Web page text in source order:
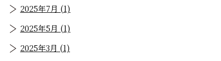
2025年7月 (1)
2025年5月 (1)
2025年3月 (1)